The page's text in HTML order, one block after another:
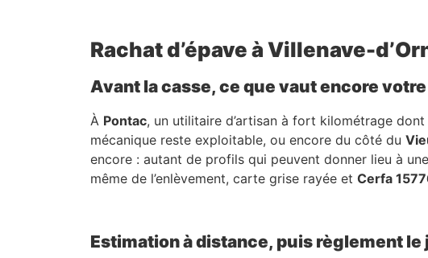
Rachat d’épave à Villenave-
Avant la casse, ce que vaut encore
À Pontac, un utilitaire d’artisan à fort kilométrage
mécanique reste exploitable, ou encore du côté du
encore : autant de profils qui peuvent donner lieu à
même de l’enlèvement, carte grise rayée et Cerfa
Estimation à distance, puis règlement le